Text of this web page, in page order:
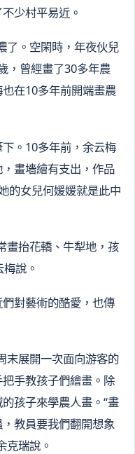
少村平易近。
了。空閑時，年夜伙兒
，曾經畫了30多年農
在10多年前開端畫農
。10多年前，余云梅
畫墻繪有支出，作品
的女兒何媛媛就是此中
畫抬花轎、牛犁地，孩
說。
對藝術的酷愛，也傳
末展開一次面向游客的
手教孩子們繪畫。除
孩子來學農人畫。“畫
教員要我們翻開想象
克瑞說。